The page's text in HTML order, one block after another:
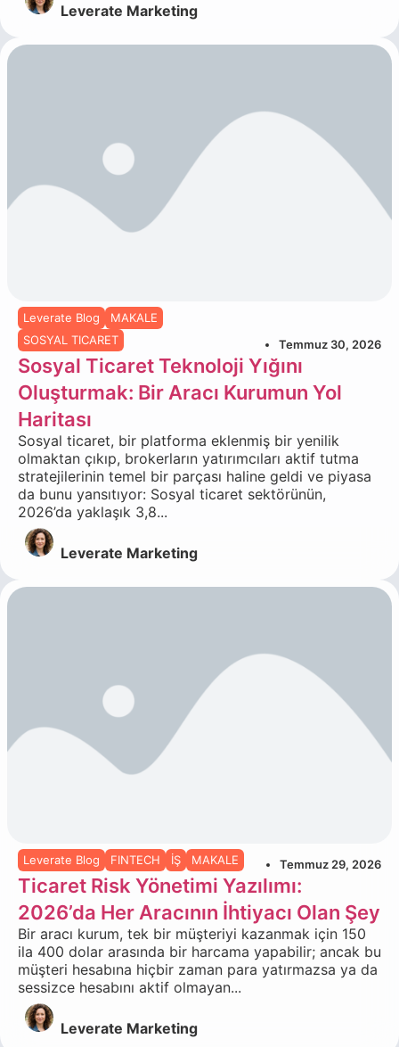
Leverate Marketing
Leverate Blog
MAKALE
SOSYAL TICARET
Temmuz 30, 2026
Sosyal Ticaret Teknoloji Yığını
Oluşturmak: Bir Aracı Kurumun Yol
Haritası
Sosyal ticaret, bir platforma eklenmiş bir yenilik
olmaktan çıkıp, brokerların yatırımcıları aktif tutma
stratejilerinin temel bir parçası haline geldi ve piyasa
da bunu yansıtıyor: Sosyal ticaret sektörünün,
2026’da yaklaşık 3,8...
Leverate Marketing
Leverate Blog FINTECH İŞ MAKALE Temmuz 29, 2026
Ticaret Risk Yönetimi Yazılımı:
2026’da Her Aracının İhtiyacı Olan Şey
Bir aracı kurum, tek bir müşteriyi kazanmak için 150
ila 400 dolar arasında bir harcama yapabilir; ancak bu
müşteri hesabına hiçbir zaman para yatırmazsa ya da
sessizce hesabını aktif olmayan...
Leverate Marketing